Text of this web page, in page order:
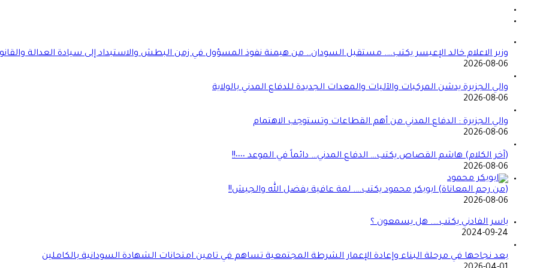
وزير الاعلام خالد الإعيسر يكتب…. مستقبل السودان.. من هيمنة نفوذ المسؤول في زمن البطش والاستبداد إلى سيادة العدالة
2026-08-06
والي الجزيرة يدشن المركبات والآليات والمعدات الجديدة للدفاع المدني بالولاية
2026-08-06
والي الجزيرة : الدفاع المدني من أهم القطاعات وتستوجب الاهتمام
2026-08-06
(آخر الكلام) هاشم القصاص يكتب… الدفاع المدني… دائماً في الموعد ٠٠٠٠!!
2026-08-06
(من رحم المعاناة) ابوبكر محمود يكتب…. لمة عافية بفضل الله والجيش!!
2026-08-06
ياسر الفادني يكتب…. هل يسمعون ؟
2024-09-24
بعد نجاحها في مرحلة البناء وإعادة الإعمار الشرطة المجتمعية تساهم في تامين امتحانات الشهادة السودانية بالكاملين